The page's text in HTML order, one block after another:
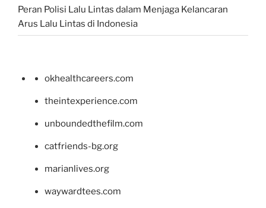
Peran Polisi Lalu Lintas dalam Menjaga Kelancaran
Arus Lalu Lintas di Indonesia
okhealthcareers.com
theintexperience.com
unboundedthefilm.com
catfriends-bg.org
marianlives.org
waywardtees.com